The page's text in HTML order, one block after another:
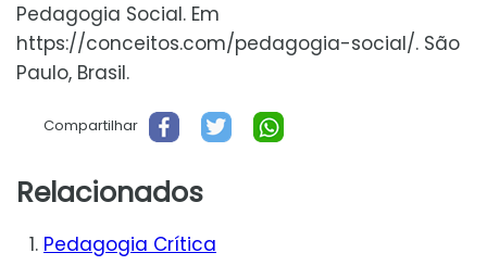
Pedagogia Social. Em
https://conceitos.com/pedagogia-social/. São
Paulo, Brasil.
Compartilhar
Relacionados
Pedagogia Crítica